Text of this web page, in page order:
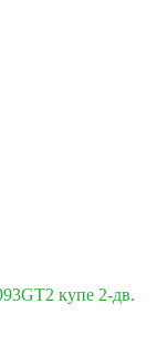
купе 2-дв.